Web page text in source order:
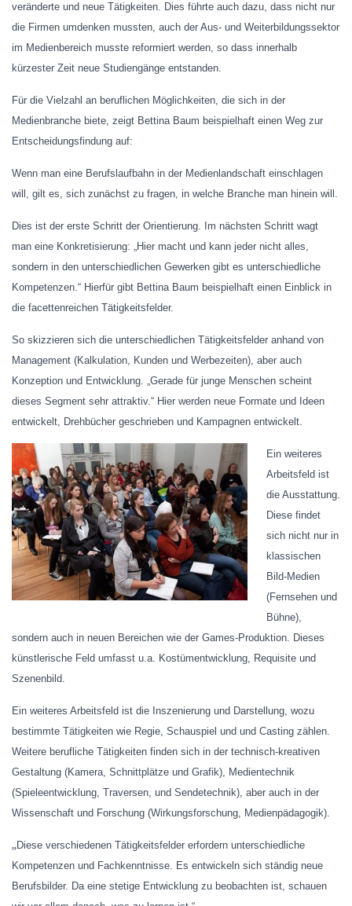
veränderte und neue Tätigkeiten. Dies führte auch dazu, dass nicht nur
die Firmen umdenken mussten, auch der Aus- und Weiterbildungssektor
im Medienbereich musste reformiert werden, so dass innerhalb
kürzester Zeit neue Studiengänge entstanden.
Für die Vielzahl an beruflichen Möglichkeiten, die sich in der
Medienbranche biete, zeigt Bettina Baum beispielhaft einen Weg zur
Entscheidungsfindung auf:
Wenn man eine Berufslaufbahn in der Medienlandschaft einschlagen
will, gilt es, sich zunächst zu fragen, in welche Branche man hinein will.
Dies ist der erste Schritt der Orientierung. Im nächsten Schritt wagt
man eine Konkretisierung: „Hier macht und kann jeder nicht alles,
sondern in den unterschiedlichen Gewerken gibt es unterschiedliche
Kompetenzen.“ Hierfür gibt Bettina Baum beispielhaft einen Einblick in
die facettenreichen Tätigkeitsfelder.
So skizzieren sich die unterschiedlichen Tätigkeitsfelder anhand von
Management (Kalkulation, Kunden und Werbezeiten), aber auch
Konzeption und Entwicklung. „Gerade für junge Menschen scheint
dieses Segment sehr attraktiv.“ Hier werden neue Formate und Ideen
entwickelt, Drehbücher geschrieben und Kampagnen entwickelt.
Ein weiteres
Arbeitsfeld ist
die Ausstattung.
Diese findet
sich nicht nur in
klassischen
Bild-Medien
(Fernsehen und
Bühne),
sondern auch in neuen Bereichen wie der Games-Produktion. Dieses
künstlerische Feld umfasst u.a. Kostümentwicklung, Requisite und
Szenenbild.
Ein weiteres Arbeitsfeld ist die Inszenierung und Darstellung, wozu
bestimmte Tätigkeiten wie Regie, Schauspiel und und Casting zählen.
Weitere berufliche Tätigkeiten finden sich in der technisch-kreativen
Gestaltung (Kamera, Schnittplätze und Grafik), Medientechnik
(Spieleentwicklung, Traversen, und Sendetechnik), aber auch in der
Wissenschaft und Forschung (Wirkungsforschung, Medienpädagogik).
„Diese verschiedenen Tätigkeitsfelder erfordern unterschiedliche
Kompetenzen und Fachkenntnisse. Es entwickeln sich ständig neue
Berufsbilder. Da eine stetige Entwicklung zu beobachten ist, schauen